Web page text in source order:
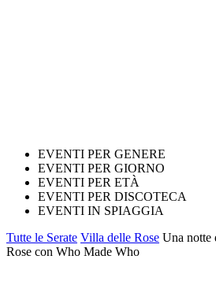
EVENTI PER GENERE
EVENTI PER GIORNO
EVENTI PER ETÀ
EVENTI PER DISCOTECA
EVENTI IN SPIAGGIA
Tutte le Serate Villa delle Rose Una notte
Rose con Who Made Who